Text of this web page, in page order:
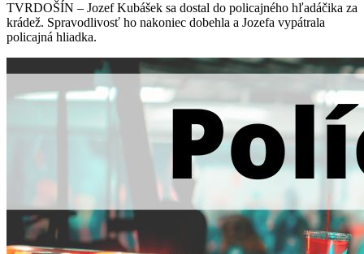
TVRDOŠÍN – Jozef Kubášek sa dostal do policajného hľadáčika za
krádež. Spravodlivosť ho nakoniec dobehla a Jozefa vypátrala
policajná hliadka.